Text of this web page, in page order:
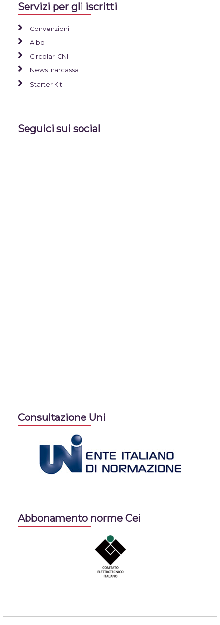
Servizi per gli iscritti
Convenzioni
Albo
Circolari CNI
News Inarcassa
Starter Kit
Seguici sui social
Consultazione Uni
Abbonamento norme Cei